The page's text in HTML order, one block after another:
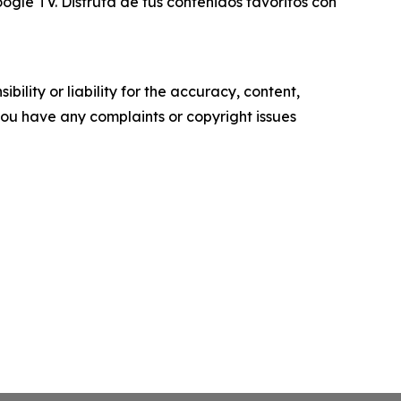
or liability for the accuracy, content,
have any complaints or copyright issues